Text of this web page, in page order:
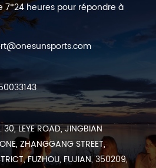
LIRE LA SUITE
7*24 heures pour répondre à
LEYE ROAD, JINGBIAN
ZHANGGANG STREET,
FUZHOU, FUJIAN, 350209,